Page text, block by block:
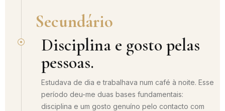
Secundário
Disciplina e gosto pelas
pessoas.
Estudava de dia e trabalhava num café à noite. Esse
período deu-me duas bases fundamentais:
disciplina e um gosto genuíno pelo contacto com